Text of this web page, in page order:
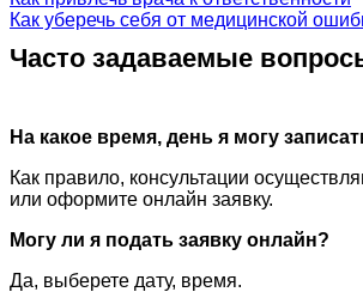
Как уберечь себя от медицинской
Часто задаваемые
На какое время, день я могу
Как правило, консультации
или оформите онлайн заявку.
Могу ли я подать заявку онлайн?
Да, выберете дату, время.